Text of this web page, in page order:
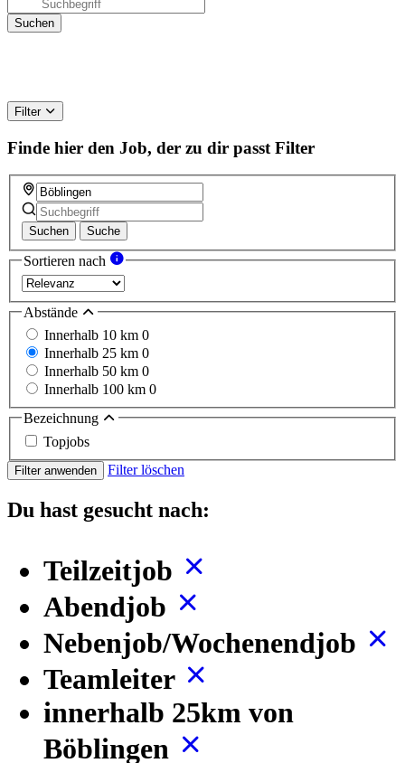
Filter
Finde hier den Job, der zu dir passt Filter
Suchen Suche
Sortieren nach
Abstände
Innerhalb 10 km 0
Innerhalb 25 km 0
Innerhalb 50 km 0
Innerhalb 100 km 0
Bezeichnung
Topjobs
Filter anwenden Filter löschen
Du hast gesucht nach:
Teilzeitjob
Abendjob
Nebenjob/Wochenendjob
Teamleiter
innerhalb 25km von
Böblingen